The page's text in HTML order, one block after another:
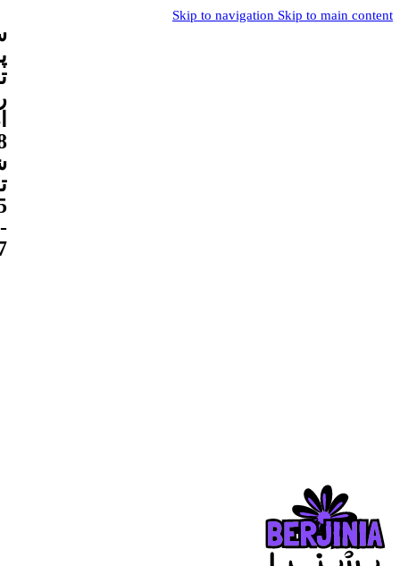
Skip to navigation Skip to main content
-